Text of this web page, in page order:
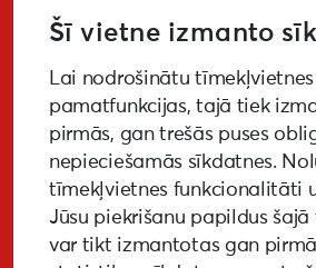
PIETEIKTIES
GALERIJA MEDIJIEM
Šī vietne izmanto
Lai nodrošinātu
pamatfunkcijas, tajā tiek
pirmās, gan trešās puses
nepieciešamās sīkdatnes.
tīmekļvietnes funkcionalitāti
Jūsu piekrišanu papildus
var tikt izmantotas gan